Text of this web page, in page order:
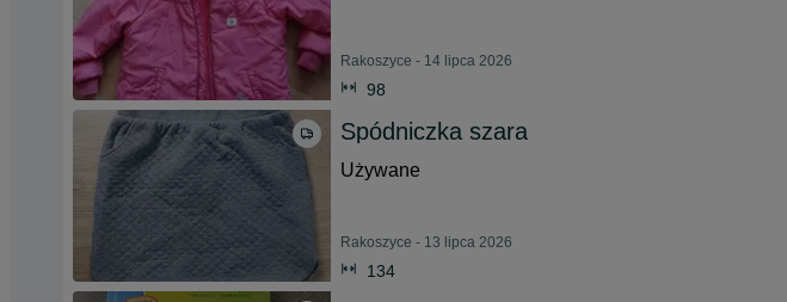
Rakoszyce - 14 lipca 2026
98
Spódniczka szara
Używane
Rakoszyce - 13 lipca 2026
134